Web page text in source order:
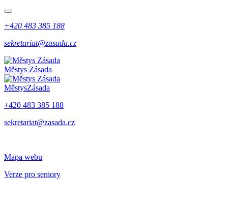
+420 483 385 188
sekretariat@zasada.cz
Městys Zásada
MěstysZásada
+420 483 385 188
sekretariat@zasada.cz
Mapa webu
Verze pro seniory